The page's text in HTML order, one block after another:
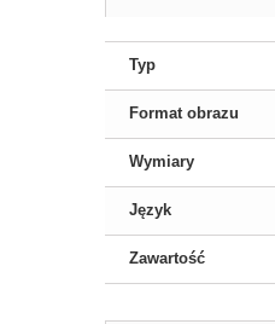
Typ
Format obrazu
Wymiary
Język
Zawartość